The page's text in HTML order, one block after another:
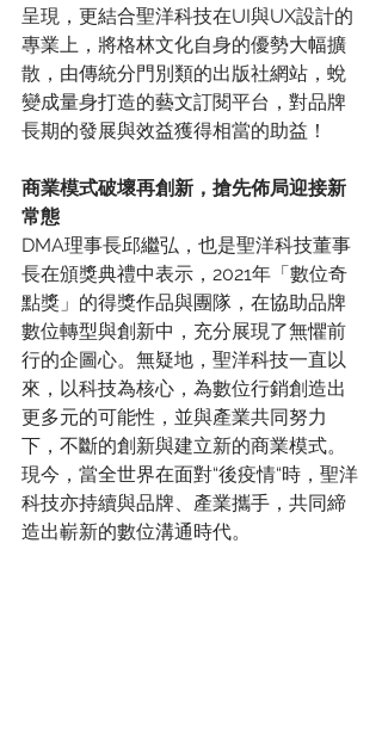
呈現，更結合聖洋科技在UI與UX設計的
專業上，將格林文化自身的優勢大幅擴
散，由傳統分門別類的出版社網站，蛻
變成量身打造的藝文訂閱平台，對品牌
長期的發展與效益獲得相當的助益！
商業模式破壞再創新，搶先佈局迎接新
常態
DMA理事長邱繼弘，也是聖洋科技董事
長在頒獎典禮中表示，2021年「數位奇
點獎」的得獎作品與團隊，在協助品牌
數位轉型與創新中，充分展現了無懼前
行的企圖心。無疑地，聖洋科技一直以
來，以科技為核心，為數位行銷創造出
更多元的可能性，並與產業共同努力
下，不斷的創新與建立新的商業模式。
現今，當全世界在面對“後疫情“時，聖洋
科技亦持續與品牌、產業攜手，共同締
造出嶄新的數位溝通時代。